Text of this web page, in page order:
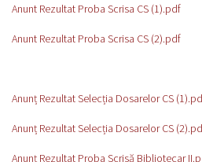
Anunt Rezultat Proba Scrisa CS (1).pdf
Anunt Rezultat Proba Scrisa CS (2).pdf
Anunț Rezultat Selecția Dosarelor CS
Anunț Rezultat Selecția Dosarelor CS
Anunț Rezultat Proba Scrisă Bibliotecar